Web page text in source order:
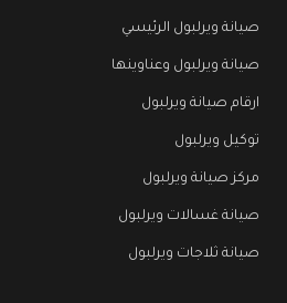
صيانة ويرلبول الرئيسي
صيانة ويرلبول وعناوينها
ارقام صيانة ويرلبول
توكيل ويرلبول
مركز صيانة ويرلبول
صيانة غسالات ويرلبول
صيانة ثلاجات ويرلبول